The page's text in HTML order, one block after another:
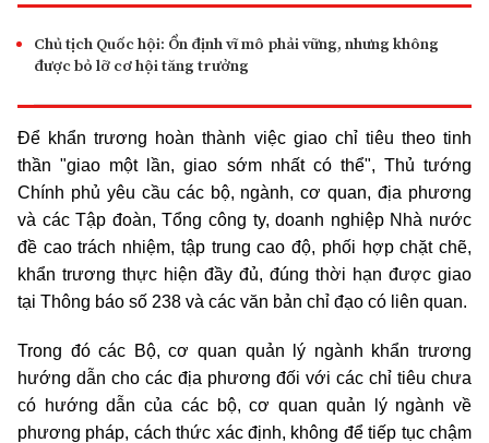
Chủ tịch Quốc hội: Ổn định vĩ mô phải vững, nhưng không
được bỏ lỡ cơ hội tăng trưởng
Để khẩn trương hoàn thành việc giao chỉ tiêu theo tinh
thần "giao một lần, giao sớm nhất có thể", Thủ tướng
Chính phủ yêu cầu các bộ, ngành, cơ quan, địa phương
và các Tập đoàn, Tổng công ty, doanh nghiệp Nhà nước
đề cao trách nhiệm, tập trung cao độ, phối hợp chặt chẽ,
khẩn trương thực hiện đầy đủ, đúng thời hạn được giao
tại Thông báo số 238 và các văn bản chỉ đạo có liên quan.
Trong đó các Bộ, cơ quan quản lý ngành khẩn trương
hướng dẫn cho các địa phương đối với các chỉ tiêu chưa
có hướng dẫn của các bộ, cơ quan quản lý ngành về
phương pháp, cách thức xác định, không để tiếp tục chậm